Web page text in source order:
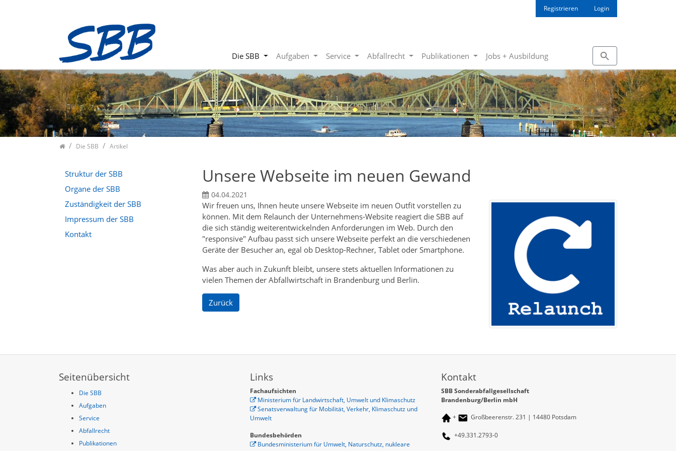
Zum Inhalt springen
Registrieren Login
Die SBB Aufgaben Service Abfallrecht Publikationen Jobs + Ausbildung
Die SBB Artikel
Unsere Webseite im neuen Gewand
04.04.2021
Wir freuen uns, Ihnen heute unsere Webseite im neuen Outfit vorstellen zu
können. Mit dem Relaunch der Unternehmens-Website reagiert die SBB auf
die sich ständig weiterentwickelnden Anforderungen im Web. Durch den
"responsive" Aufbau passt sich unsere Webseite perfekt an die verschiedenen
Geräte der Besucher an, egal ob Desktop-Rechner, Tablet oder Smartphone.
Was aber auch in Zukunft bleibt, unsere stets aktuellen Informationen zu
vielen Themen der Abfallwirtschaft in Brandenburg und Berlin.
Zurück
Struktur der SBB
Organe der SBB
Zuständigkeit der SBB
Impressum der SBB
Kontakt
Seitenübersicht
Die SBB
Aufgaben
Service
Abfallrecht
Publikationen
Links
Fachaufsichten
Ministerium für Landwirtschaft, Umwelt und Klimaschutz
Senatsverwaltung für Mobilität, Verkehr, Klimaschutz und
Umwelt
Bundesbehörden
Bundesministerium für Umwelt, Naturschutz, nukleare
Kontakt
SBB Sonderabfallgesellschaft
Brandenburg/Berlin mbH
+ Großbeerenstr. 231 | 14480 Potsdam
+49.331.2793-0